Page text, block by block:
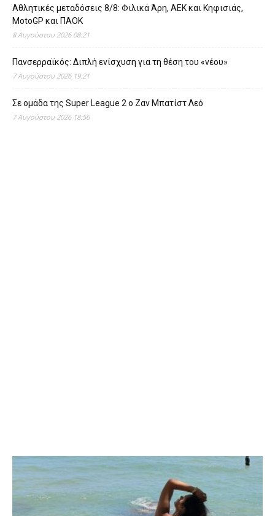
Αθλητικές μεταδόσεις 8/8: Φιλικά Άρη, ΑΕΚ και Κηφισιάς,
MotoGP και ΠΑΟΚ
8 Αυγούστου 2026 08:21
Πανσερραϊκός: Διπλή ενίσχυση για τη θέση του «νέου»
7 Αυγούστου 2026 19:21
Σε ομάδα της Super League 2 o Ζαν Μπατίστ Λεό
7 Αυγούστου 2026 18:56